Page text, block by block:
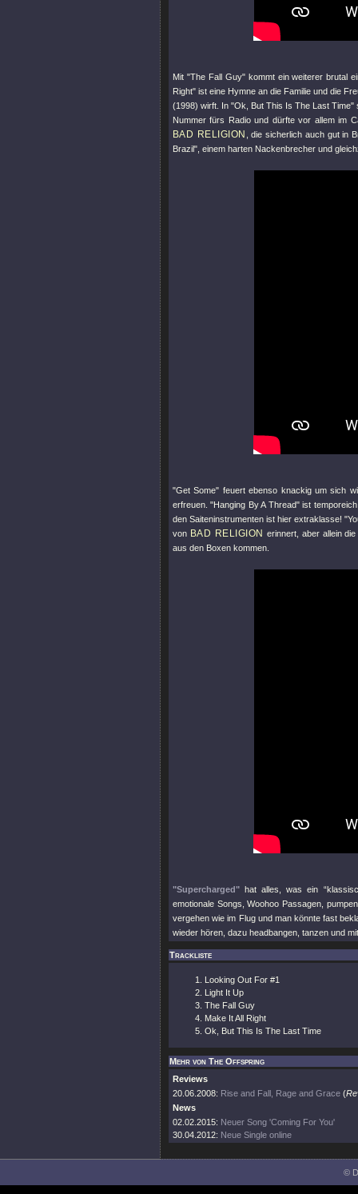
Mit "The Fall Guy"kommt ein weiterer brutal
Right" ist eine Hymne an die Familie und die
(1998) wirft. In "Ok, But This Is The Last Time"
Nummer fürs Radio und dürfte vor allem im
BAD RELIGION
, die sicherlich auch gut in
Brazil" , einem harten Nackenbrecher und
"Get Some" feuert ebenso knackig um sich
erfreuen."Hanging By A Thread"ist temporeich
den Saiteninstrumenten ist hier extraklasse!
von BAD RELIGION erinnert, aber allein
aus den Boxen kommen.
"Supercharged" hat alles, was ein
emotionale Songs, Woohoo Passagen,
vergehen wie im Flug und man könnte fast
wieder hören, dazu headbangen, tanzen und
Trackliste
Looking Out For #1
Light It Up
The Fall Guy
Make It All Right
Ok, But This Is The Last Time
Mehr von The Offspring
Reviews
20.06.2008: Rise and Fall, Rage and Grace (
News
02.02.2015: Neuer Song 'Coming For You'
30.04.2012: Neue Single online
©